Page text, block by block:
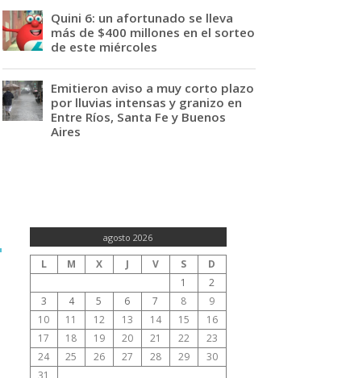
Quini 6: un afortunado se lleva
más de $400 millones en el sorteo
de este miércoles
Emitieron aviso a muy corto plazo
por lluvias intensas y granizo en
Entre Ríos, Santa Fe y Buenos
Aires
agosto 2026
L M X J V S
D
1
2
3
4 5 6 7 8
9
10
11 12 13 14 15
16
17
18 19 20 21 22
23
24
25 26 27 28 29
30
31